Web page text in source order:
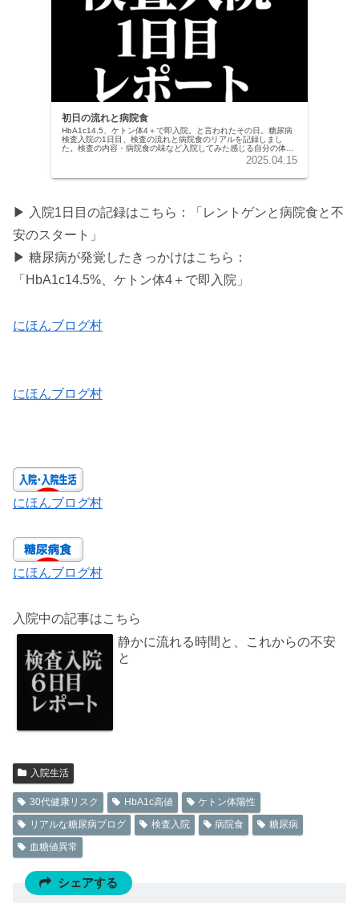
初日の流れと病院食
HbA1c14.5、ケトン体4＋で即入院。と言われたその日。糖尿病
検査入院の1日目、検査の流れと病院食のリアルを記録しまし
た。検査の内容・病院食の味など入院してみた感じる自分の体の
2025.04.15
▶ 入院1日目の記録はこちら：「レントゲンと病院食と不
安のスタート」
▶ 糖尿病が発覚したきっかけはこちら：
「HbA1c14.5%、ケトン体4＋で即入院」
にほんブログ村
にほんブログ村
にほんブログ村
にほんブログ村
入院中の記事はこちら
静かに流れる時間と、これからの不安
と
入院生活
30代健康リスク HbA1c高値
ケトン体陽性
リアルな糖尿病ブログ
検査入院 病院食
糖尿病
血糖値異常
シェアする